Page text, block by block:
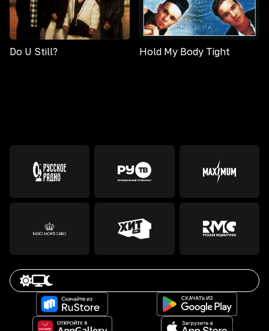
Do U Still? Hold My Body Tight